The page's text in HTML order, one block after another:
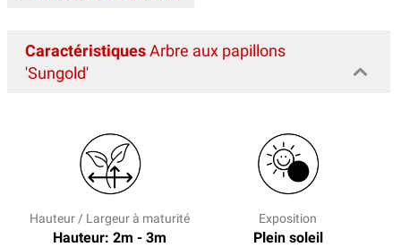
CaractéristiquesArbre aux papillons
'Sungold'
Hauteur / Largeur à maturité
Hauteur: 2m - 3m
Exposition
Plein soleil